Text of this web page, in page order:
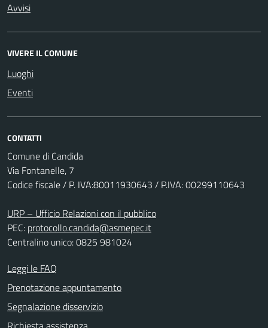
Avvisi
VIVERE IL COMUNE
Luoghi
Eventi
CONTATTI
Comune di Candida
Via Fontanelle, 7
Codice fiscale / P. IVA:80011930643 / P.IVA: 00299110643
URP – Ufficio Relazioni con il pubblico
PEC: protocollo.candida@asmepec.it
Centralino unico: 0825 981024
Leggi le FAQ
Prenotazione appuntamento
Segnalazione disservizio